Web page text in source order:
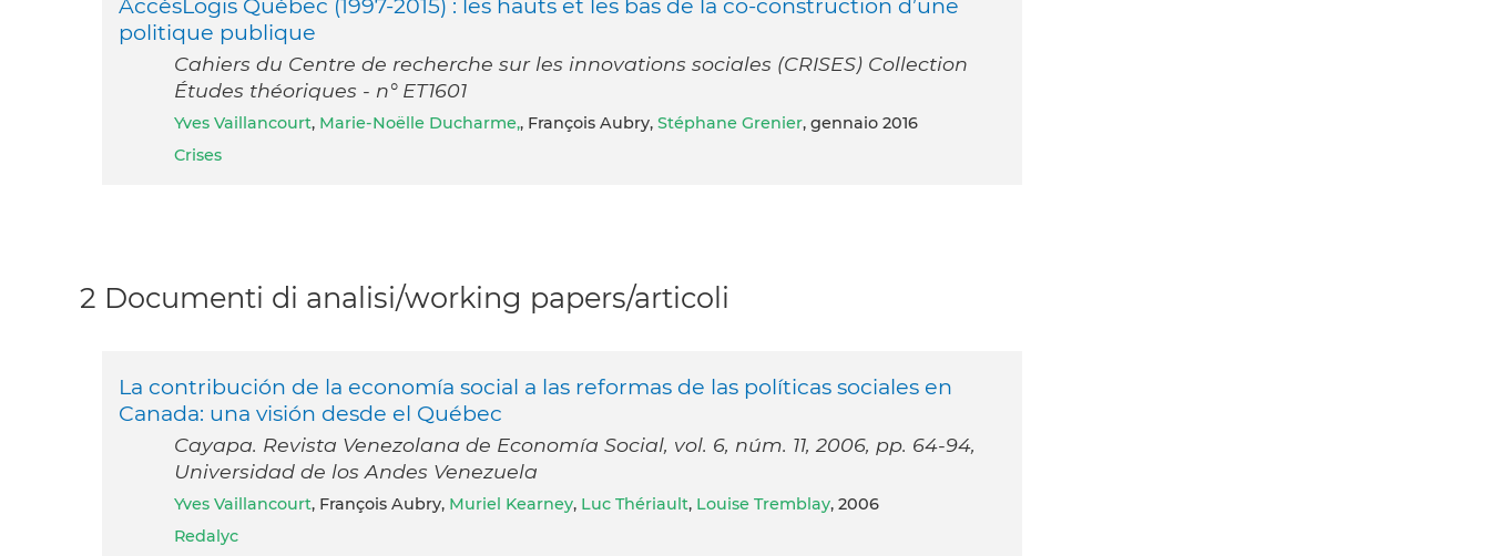
AccèsLogis Québec (1997-2015) : les hauts et les bas de la co-construction d’une
politique publique
Cahiers du Centre de recherche sur les innovations sociales (CRISES) Collection
Études théoriques - n° ET1601
Yves Vaillancourt, Marie-Noëlle Ducharme,, François Aubry, Stéphane Grenier, gennaio 2016
Crises
2 Documenti di analisi/working papers/articoli
La contribución de la economía social a las reformas de las políticas sociales en
Canada: una visión desde el Québec
Cayapa. Revista Venezolana de Economía Social, vol. 6, núm. 11, 2006, pp. 64-94,
Universidad de los Andes Venezuela
Yves Vaillancourt, François Aubry, Muriel Kearney, Luc Thériault, Louise Tremblay, 2006
Redalyc